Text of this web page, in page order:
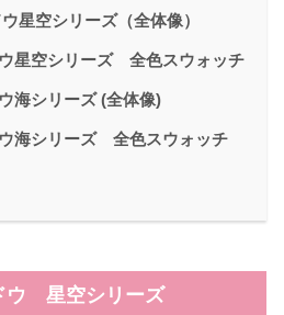
星空シリーズ（全体像）
星空シリーズ 全色スウォッチ
海シリーズ (全体像)
海シリーズ 全色スウォッチ
ウ 星空シリーズ